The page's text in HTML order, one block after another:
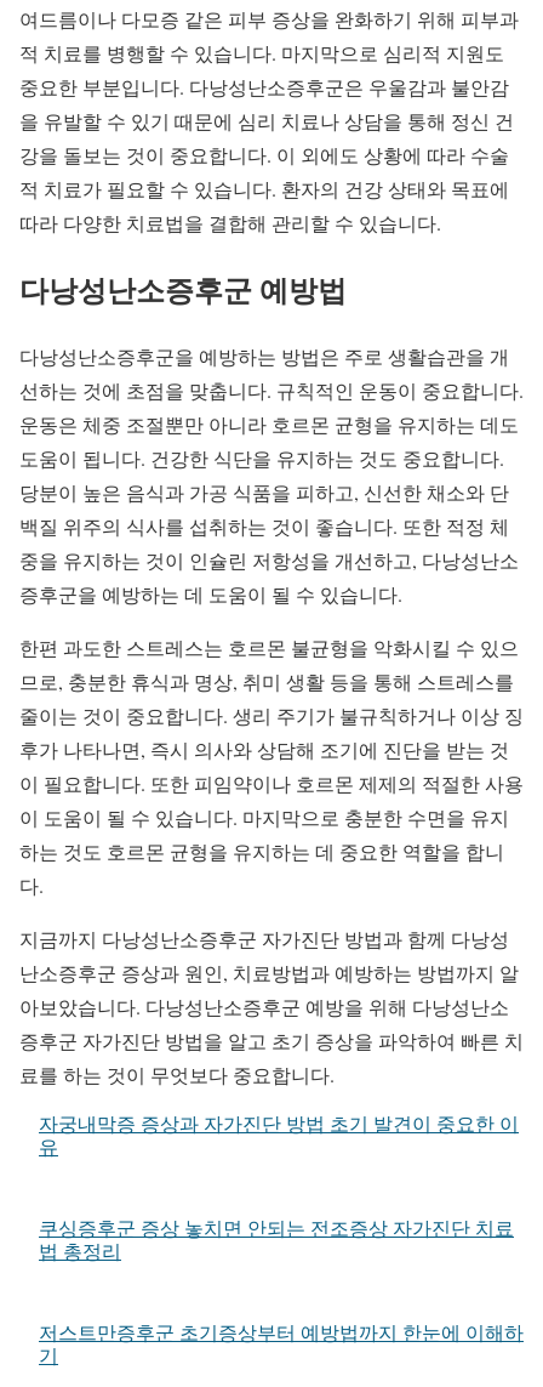
여드름이나 다모증 같은 피부 증상을 완화하기 위해 피부과
적 치료를 병행할 수 있습니다. 마지막으로 심리적 지원도
중요한 부분입니다. 다낭성난소증후군은 우울감과 불안감
을 유발할 수 있기 때문에 심리 치료나 상담을 통해 정신 건
강을 돌보는 것이 중요합니다. 이 외에도 상황에 따라 수술
적 치료가 필요할 수 있습니다. 환자의 건강 상태와 목표에
따라 다양한 치료법을 결합해 관리할 수 있습니다.
다낭성난소증후군 예방법
다낭성난소증후군을 예방하는 방법은 주로 생활습관을 개
선하는 것에 초점을 맞춥니다. 규칙적인 운동이 중요합니다.
운동은 체중 조절뿐만 아니라 호르몬 균형을 유지하는 데도
도움이 됩니다. 건강한 식단을 유지하는 것도 중요합니다.
당분이 높은 음식과 가공 식품을 피하고, 신선한 채소와 단
백질 위주의 식사를 섭취하는 것이 좋습니다. 또한 적정 체
중을 유지하는 것이 인슐린 저항성을 개선하고, 다낭성난소
증후군을 예방하는 데 도움이 될 수 있습니다.
한편 과도한 스트레스는 호르몬 불균형을 악화시킬 수 있으
므로, 충분한 휴식과 명상, 취미 생활 등을 통해 스트레스를
줄이는 것이 중요합니다. 생리 주기가 불규칙하거나 이상 징
후가 나타나면, 즉시 의사와 상담해 조기에 진단을 받는 것
이 필요합니다. 또한 피임약이나 호르몬 제제의 적절한 사용
이 도움이 될 수 있습니다. 마지막으로 충분한 수면을 유지
하는 것도 호르몬 균형을 유지하는 데 중요한 역할을 합니
다.
지금까지 다낭성난소증후군 자가진단 방법과 함께 다낭성
난소증후군 증상과 원인, 치료방법과 예방하는 방법까지 알
아보았습니다. 다낭성난소증후군 예방을 위해 다낭성난소
증후군 자가진단 방법을 알고 초기 증상을 파악하여 빠른 치
료를 하는 것이 무엇보다 중요합니다.
자궁내막증 증상과 자가진단 방법 초기 발견이 중요한 이
유
쿠싱증후군 증상 놓치면 안되는 전조증상 자가진단 치료
법 총정리
저스트만증후군 초기증상부터 예방법까지 한눈에 이해하
기